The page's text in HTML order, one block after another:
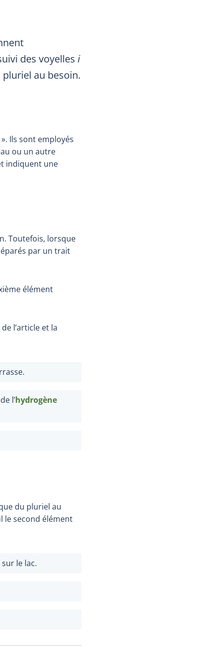
des voyelles i
au besoin.
Ils sont employés
ou un autre
indiquent une
Toutefois, lorsque
par un trait
élément
l’article et la
l’hydrogène
du pluriel au
le second élément
sur le lac.